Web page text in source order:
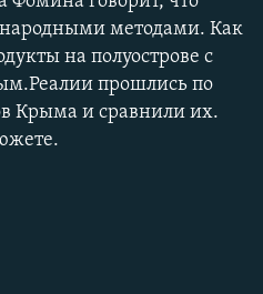
народными методами. Как
на полуострове с
прошлись по
Крыма и сравнили их.